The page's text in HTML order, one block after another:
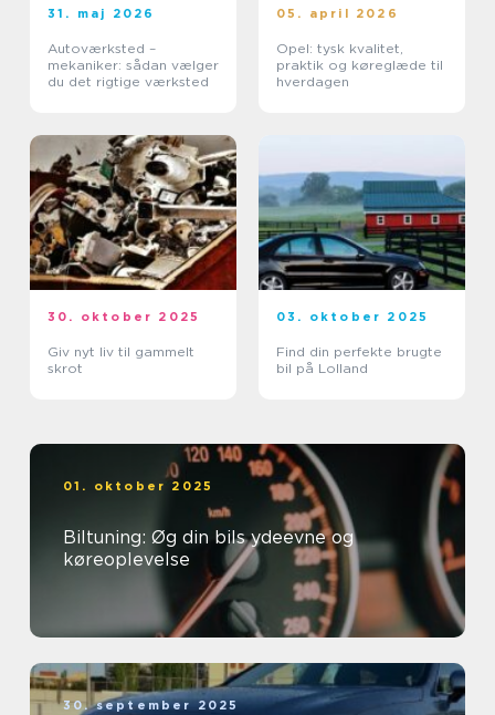
31. maj 2026
Autoværksted –
mekaniker: sådan vælger
du det rigtige værksted
05. april 2026
Opel: tysk kvalitet,
praktik og køreglæde til
hverdagen
30. oktober 2025
Giv nyt liv til gammelt
skrot
03. oktober 2025
Find din perfekte brugte
bil på Lolland
01. oktober 2025
Biltuning: Øg din bils ydeevne og
køreoplevelse
30. september 2025